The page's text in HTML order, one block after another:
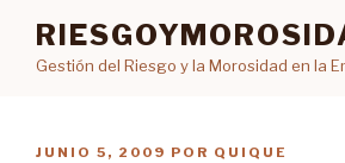
contenido
Gestión del Riesgo y la Morosidad en la
PUBLICADO
JUNIO 5, 2009 POR QUIQUE